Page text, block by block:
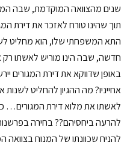
שנים מהצוואה המוקדמת, שבה
תוך שהינו טורח לאזכר את דירת
התא המשפחתי שלו, הוא מחליט
חדשה, שבה הינו מוריש לאשתו
אחייניו? מה ההגיון להחליט
לאשתו את מלוא דירת המגורים…
להרעה ביחסיהם?? בחירה
להניח שכוונתו של המנוח בצוואה